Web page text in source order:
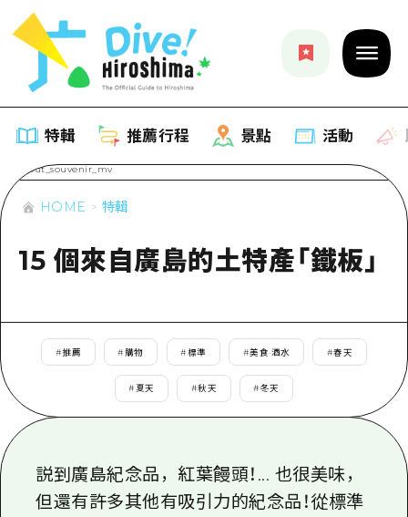
特輯 推薦行程 景點 活動
特輯
列表
藝術
活動·廟會
美食·酒水
購物
運動
推薦行程
Dive! Hiroshima 官方向導
廣島隨意旅行
廣島市內
答對了
列表
廣島市內
答對了
美北
活動
即時訊息
有用的信息
HOME 特輯
15 個來自廣島的土特產「鐵板」
#推薦 # 購物 #標準 #美食·酒水 #春天
# 夏天 #秋天 #冬天
説到廣島紀念品，紅葉饅頭！... 也很美味，
但還有許多其他有吸引力的紀念品！從標準